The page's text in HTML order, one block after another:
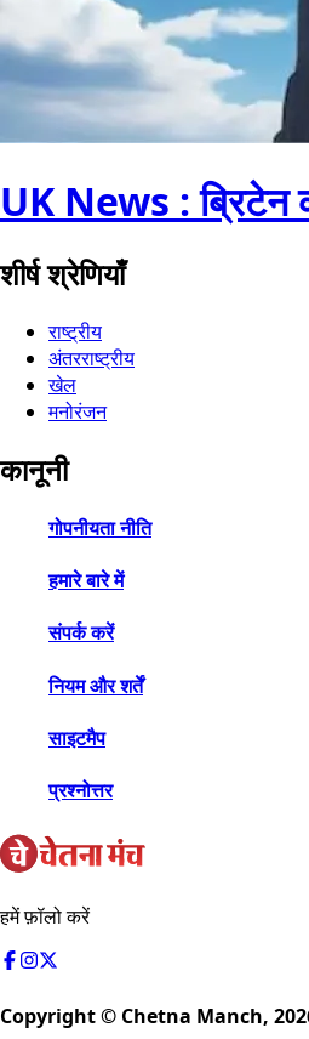
UK News : ब्रिटेन
शीर्ष श्रेणियाँ
राष्ट्रीय
अंतरराष्ट्रीय
खेल
मनोरंजन
कानूनी
गोपनीयता नीति
हमारे बारे में
संपर्क करें
नियम और शर्तें
साइटमैप
प्रश्नोत्तर
हमें फ़ॉलो करें
Copyright © Chetna Manch,